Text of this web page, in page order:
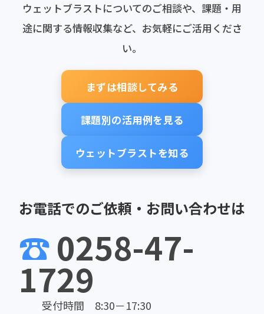
ウェットブラストについてのご相談や、課題・用
途に関する情報収集など、お気軽にご活用くださ
い。
まずは相談してみる
課題別の活用例を見る
ウェットブラストを知る
お電話でのご依頼・お問い合わせは
☎0258-47-
1729
受付時間 8:30－17:30